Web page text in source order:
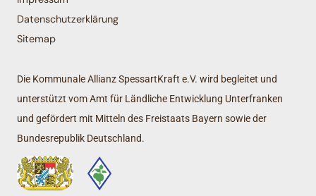
Datenschutzerklärung
Sitemap
Die Kommunale Allianz SpessartKraft e.V. wird begleitet und
unterstützt vom Amt für Ländliche Entwicklung Unterfranken
und gefördert mit Mitteln des Freistaats Bayern sowie der
Bundesrepublik Deutschland.